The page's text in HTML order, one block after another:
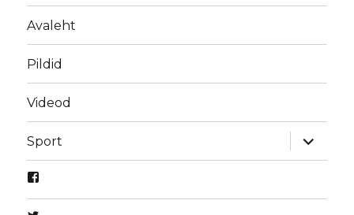
Avaleht
Pildid
Videod
Sport
laienda